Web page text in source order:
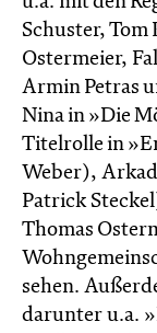
Schuster, Tom
Ostermeier,
Armin Petras
Nina in »Die
Titelrolle in
Weber),
Patrick
Thomas
sehen.
darunter u.a.